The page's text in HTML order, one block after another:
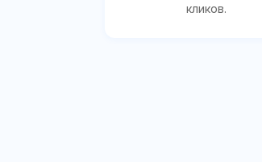
кликов.